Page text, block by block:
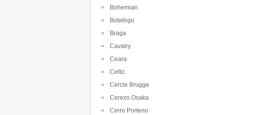
Bohemian
Botafogo
Braga
Cavalry
Ceara
Celtic
Cercle Brugge
Cerezo Osaka
Cerro Porteno